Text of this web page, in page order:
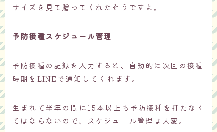
サイズを見て贈ってくれたそうですよ。
予防接種スケジュール管理
予防接種の記録を入力すると、自動的に次回の接種
時期をLINEで通知してくれます。
生まれて半年の間に15本以上も予防接種を打たなく
てはならないので、スケジュール管理は大変。